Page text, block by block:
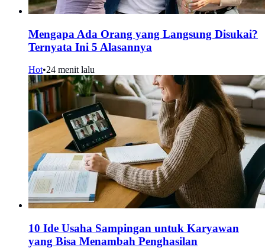
Mengapa Ada Orang yang Langsung Disukai?
Ternyata Ini 5 Alasannya
Hot•24 menit lalu
10 Ide Usaha Sampingan untuk Karyawan
yang Bisa Menambah Penghasilan